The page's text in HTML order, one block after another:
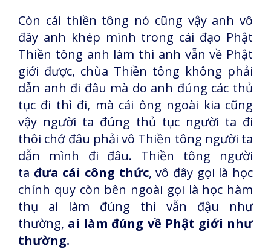
Còn cái thiền tông nó cũng vậy anh vô
đây anh khép mình trong cái đạo Phật
Thiền tông anh làm thì anh vẫn về Phật
giới được, chùa Thiền tông không phải
dẫn anh đi đâu mà do anh đúng các thủ
tục đi thì đi, mà cái ông ngoài kia cũng
vậy người ta đúng thủ tục người ta đi
thôi chớ đâu phải vô Thiền tông người ta
dẫn mình đi đâu. Thiền tông người
ta đưa cái công thức, vô đây gọi là học
chính quy còn bên ngoài gọi là học hàm
thụ ai làm đúng thì vẫn đậu như
thường, ai làm đúng về Phật giới như
thường.